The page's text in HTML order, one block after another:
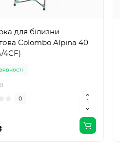
для білизни
Colombo Alpina 40
4CF)
0